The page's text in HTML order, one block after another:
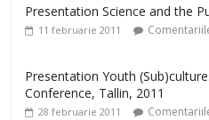
Presentation Science and the
11 februarie 2011
Presentation Youth
Conference, Tallin, 2011
28 februarie 2011